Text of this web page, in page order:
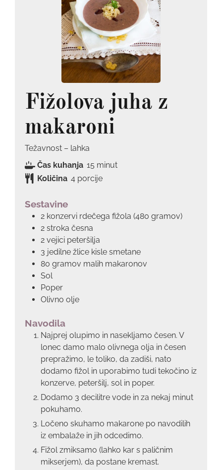
Fižolova juha z
makaroni
Težavnost – lahka
Čas kuhanja 15minut
minut
Količina 4 porcije
Sestavine
2 konzervi rdečega fižola (480 gramov)
2 stroka česna
2 vejici peteršilja
3 jedilne žlice kisle smetane
80 gramov malih makaronov
Sol
Poper
Olivno olje
Navodila
Najprej olupimo in nasekljamo česen. V
lonec damo malo olivnega olja in česen
prepražimo, le toliko, da zadiši, nato
dodamo fižol in uporabimo tudi tekočino iz
konzerve, peteršilj, sol in poper.
Dodamo 3 decilitre vode in za nekaj minut
pokuhamo.
Ločeno skuhamo makarone po navodilih
iz embalaže in jih odcedimo.
Fižol zmiksamo (lahko kar s paličnim
mikserjem), da postane kremast.